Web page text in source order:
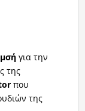
για την
της
που
της